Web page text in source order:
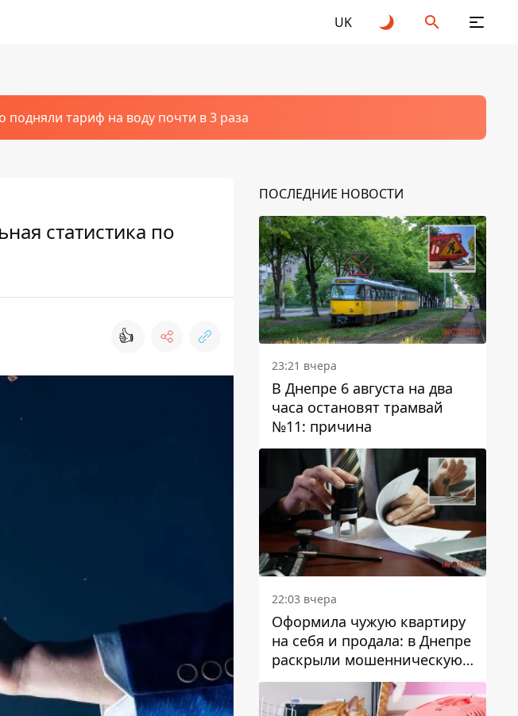
UK
тариф на воду почти в 3 раза
статистика по
👍
ПОСЛЕДНИЕ НОВОСТИ
23:21 вчера
В Днепре 6 августа на два
часа остановят трамвай
№11: причина
22:03 вчера
Оформила чужую квартиру
на себя и продала: в Днепре
раскрыли мошенническую
схему с недвижимостью